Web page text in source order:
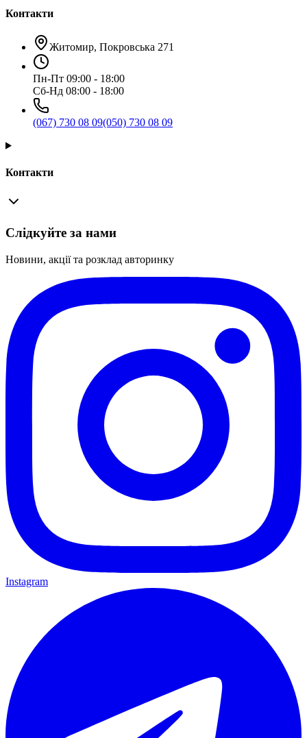
Контакти
Житомир, Покровська 271
Пн-Пт 09:00 - 18:00
Сб-Нд 08:00 - 18:00
(067) 730 08 09(050) 730 08 09
Контакти
Слідкуйте за нами
Новини, акції та розклад авторинку
Instagram